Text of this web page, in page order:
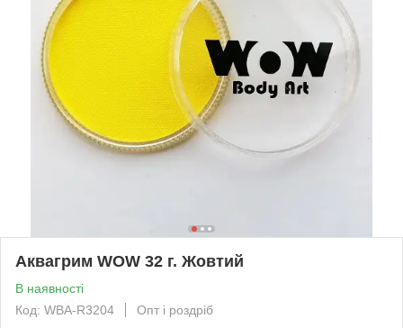
Аквагрим WOW 32 г. Жовтий
В наявності
Код: WBA-R3204
Опт і роздріб